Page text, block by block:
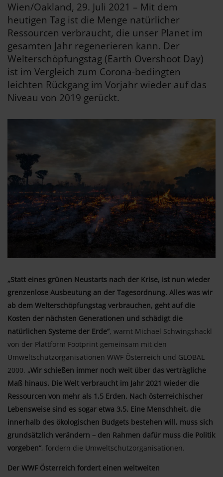
Wien/Oakland, 29. Juli 2021 – Mit dem
heutigen Tag ist die Menge natürlicher
Ressourcen verbraucht, die unser Planet im
gesamten Jahr regenerieren kann. Der
Welterschöpfungstag (Earth Overshoot Day)
ist im Vergleich zum Corona-bedingten
leichten Rückgang im Vorjahr wieder auf das
Niveau von 2019 gerückt.
„Statt eines grünen Neustarts nach der Krise, ist nun wieder
grenzenlose Ausbeutung an der Tagesordnung. Alles was wir
ab dem Welterschöpfungstag verbrauchen, geht auf die
Kosten der nächsten Generationen und schädigt die
natürlichen Systeme der Erde“, warnt Michael Schwingshackl
von der Plattform Footprint gemeinsam mit den
Umweltschutzorganisationen WWF Österreich und GLOBAL
2000. „Wir schießen immer noch weit über das verträgliche
Maß hinaus. Die Welt verbraucht im Jahr 2021 wieder die
Ressourcen von mehr als 1,5 Erden. Nach österreichischer
Lebensweise sind es sogar etwa 3,5. Eine Menschheit, die
innerhalb des ökologischen Budgets bestehen will, muss sich
grundsätzlich verändern – den Rahmen dafür muss die Politik
vorgeben“, fordern die Umweltschutzorganisationen.
Der WWF Österreich fordert einen weltweiten